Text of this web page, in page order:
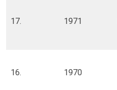
17.​ ​​1971
16​. 1970